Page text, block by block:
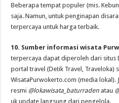
Beberapa tempat populer (mis.
saja. Namun, untuk penginapan
terpercaya untuk harga terbaik.
10. Sumber informasi wisata
terpercaya dapat diperoleh dari situs
portal travel (Detik Travel, Traveloka)
WisataPurwokerto.com (media lokal).
resmi @lokawisata_baturraden atau
uk update langsung dari pengelola.